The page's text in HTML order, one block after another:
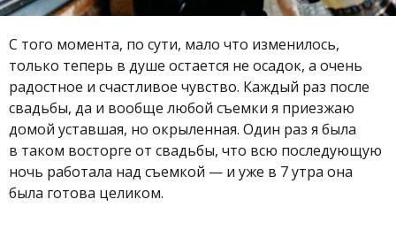
С того момента, по сути, мало что изменилось,
только теперь в душе остается не осадок, а очень
радостное и счастливое чувство. Каждый раз после
свадьбы, да и вообще любой съемки я приезжаю
домой уставшая, но окрыленная. Один раз я была
в таком восторге от свадьбы, что всю последующую
ночь работала над съемкой — и уже в 7 утра она
была готова целиком.